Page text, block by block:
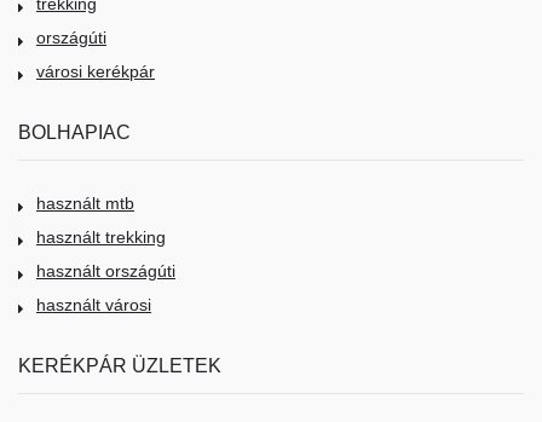
országúti
városi kerékpár
BOLHAPIAC
használt mtb
használt trekking
használt országúti
használt városi
KERÉKPÁR ÜZLETEK